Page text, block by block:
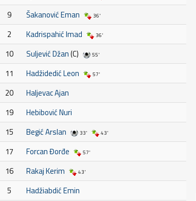
9 Šakanović Eman 36'
2 Kadrispahić Imad 36'
10 Suljević Džan(C) 55'
11 Hadžidedić Leon 57'
20
Haljevac Ajan
19
Hebibović Nuri
15
Begić Arslan 33' 43'
17 Forcan Đorđe 57'
16 Rakaj Kerim 43'
5
Hadžiabdić Emin